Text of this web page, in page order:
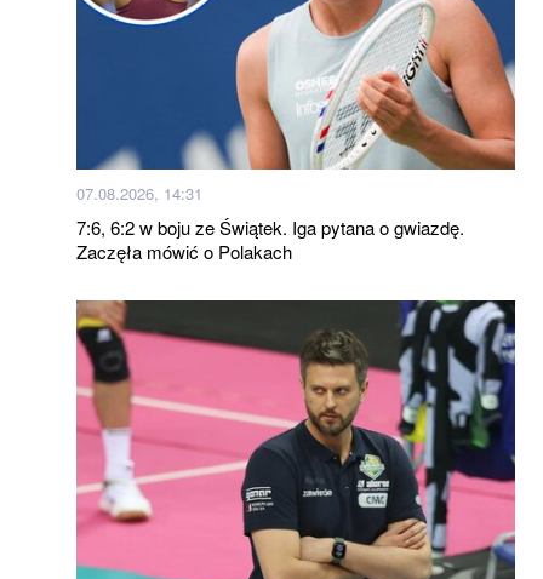
07.08.2026, 14:31
7:6, 6:2 w boju ze Świątek. Iga pytana o gwiazdę.
Zaczęła mówić o Polakach